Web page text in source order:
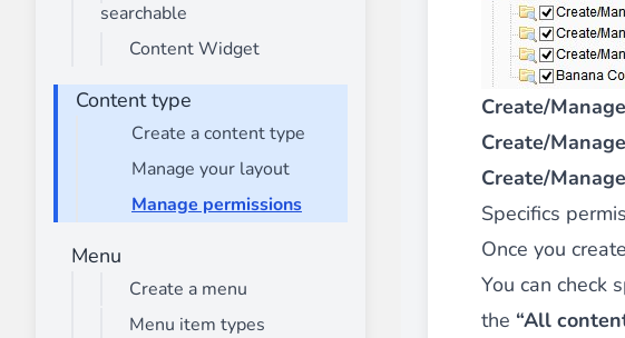
________
Construisez et améliorez vos
menus avec du contenu
⟶ découvrir l'extension
Monetico CM-CIC
La meilleure solution pour l'intégration des paiements
⟶ découvrir l'extension
Create/
Create/
Create/
Specifics
Once you
You can check
the “All
searchable
Content Widget
Content type
Create a content type
Manage your layout
Manage permissions
Menu
Create a menu
Menu item types